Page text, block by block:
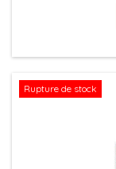
Rupture de stock